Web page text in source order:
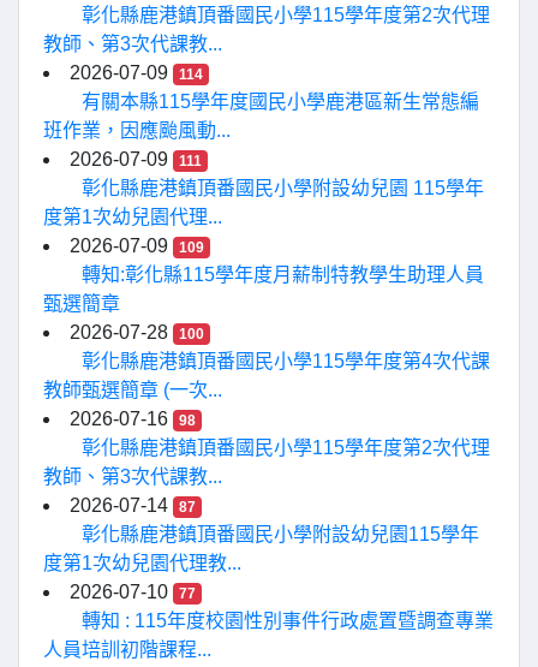
彰化縣鹿港鎮頂番國民小學115學年度第2次代理
教師、第3次代課教...
2026-07-09
114
有關本縣115學年度國民小學鹿港區新生常態編
班作業，因應颱風動...
2026-07-09
111
彰化縣鹿港鎮頂番國民小學附設幼兒園 115學年
度第1次幼兒園代理...
2026-07-09
109
轉知:彰化縣115學年度月薪制特教學生助理人員
甄選簡章
2026-07-28
100
彰化縣鹿港鎮頂番國民小學115學年度第4次代課
教師甄選簡章 (一次...
2026-07-16
98
彰化縣鹿港鎮頂番國民小學115學年度第2次代理
教師、第3次代課教...
2026-07-14
87
彰化縣鹿港鎮頂番國民小學附設幼兒園115學年
度第1次幼兒園代理教...
2026-07-10
77
轉知 : 115年度校園性別事件行政處置暨調查專業
人員培訓初階課程...